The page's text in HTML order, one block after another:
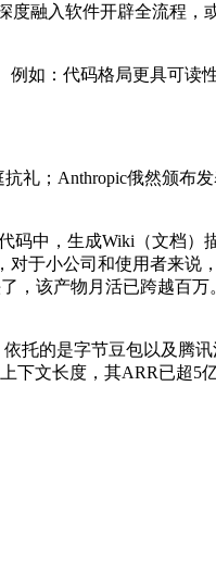
度融入软件开辟全流程，
如：代码格局更具可读
礼；Anthropic俄然颁布
中，生成Wiki（文档）
于小公司和使用者来说
，该产物月活已跨越百
托的是字节豆包以及腾
下文长度，其ARR已超5亿